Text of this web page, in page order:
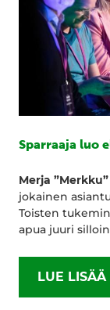
Sparraaja luo
Merja
jokainen
Toisten
apua juuri
LUE LISÄÄ